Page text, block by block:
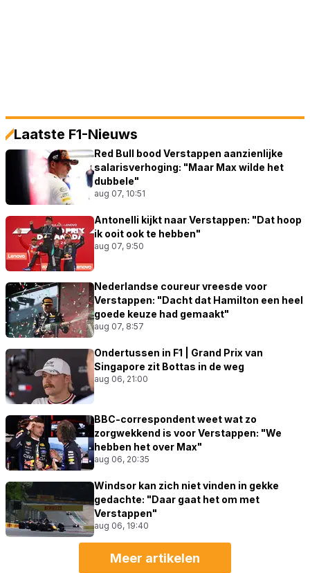
Laatste F1-Nieuws
Red Bull bood Verstappen aanzienlijke
salarisverhoging: "Maar Max wilde het
dubbele"
aug 07, 10:51
Antonelli kijkt naar Verstappen: "Dat hoop
ik ooit ook te hebben"
aug 07, 9:50
Nederlandse coureur vreesde voor
Verstappen: "Dacht dat Hamilton een heel
goede keuze had gemaakt"
aug 07, 8:57
Ondertussen in F1 | Grand Prix van
Singapore zit Bottas in de weg
aug 06, 21:00
BBC-correspondent weet wat zo
zorgwekkend is voor Verstappen: "We
hebben het over Max"
aug 06, 20:35
Windsor kan zich niet vinden in gekke
gedachte: "Daar gaat het om met
Verstappen"
aug 06, 19:40
Meer artikelen